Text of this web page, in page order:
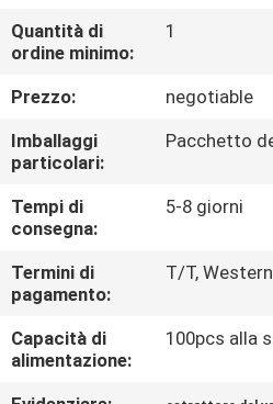
CONTROLLO
DI
QUALITÀ
CONTATTICI
RICHIEDA
UNA
CITAZIONE
Quantità di
ordine minimo:
1
Prezzo:
negotiable
Imballaggi
particolari:
Pacchetto
Tempi di
consegna:
5-8 giorni
Termini di
pagamento:
T/T,
Capacità di
alimentazione:
100pcs alla